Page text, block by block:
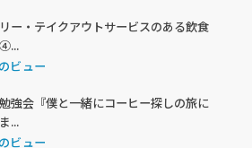
ー・テイクアウトサービスのある飲食
ビュー
強会『僕と一緒にコーヒー探しの旅に
...
ビュー